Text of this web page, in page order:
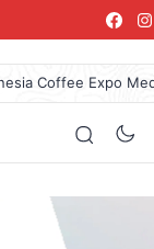
Coffee Expo
Miliar Dan
Das’ad Latif Untuk
Arkindo